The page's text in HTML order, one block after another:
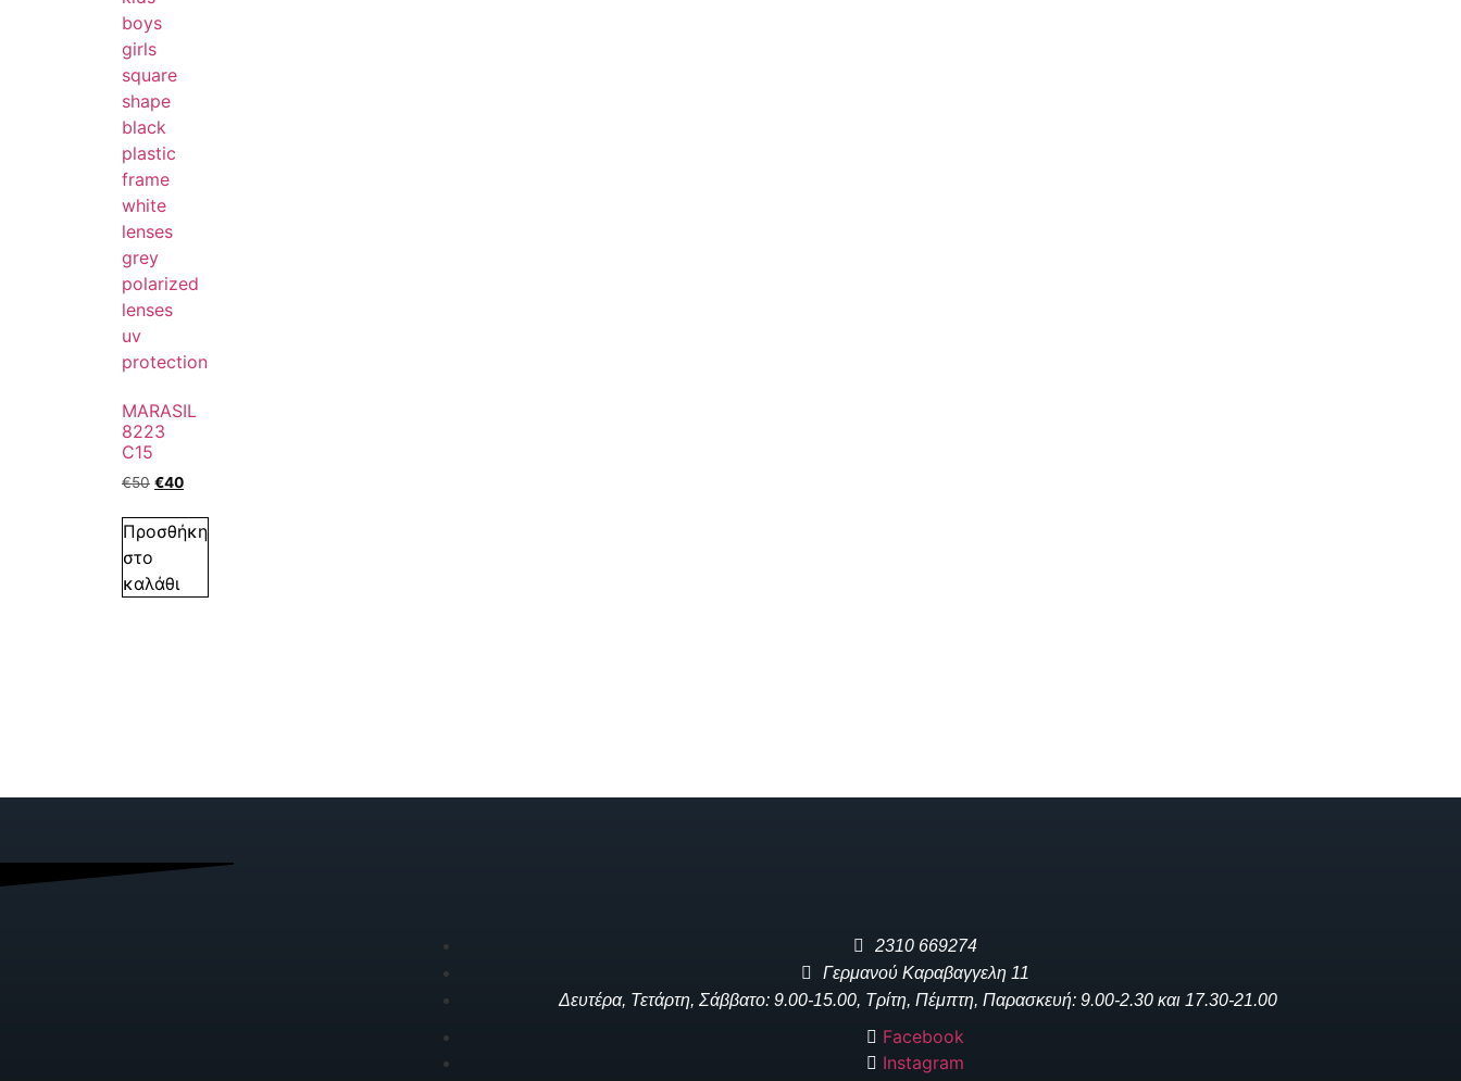
MARASIL
8223
C15
€50 €40
Προσθήκη
στο
καλάθι
2310 669274
Γερμανού Καραβαγγελη 11
Δευτέρα, Τετάρτη, Σάββατο: 9.00-15.00, Τρίτη, Πέμπτη, Παρασκευή: 9.00-2.30 και 17.30-21.00
Facebook
Instagram